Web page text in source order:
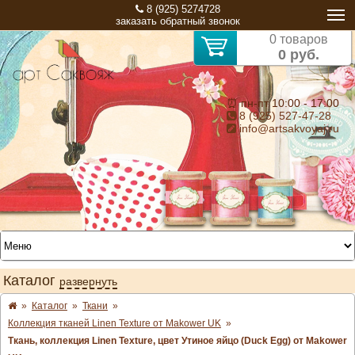
8 (925) 5274728
заказать обратный звонок
0 товаров
0 руб.
⏰ пн-пт 10:00 - 17:00
8 (925) 527-47-28
info@artsakvoyaj.ru
Каталог развернуть
» Каталог » Ткани »
Коллекция тканей Linen Texture от Makower UK »
Ткань, коллекция Linen Texture, цвет Утиное яйцо (Duck Egg) от Makower